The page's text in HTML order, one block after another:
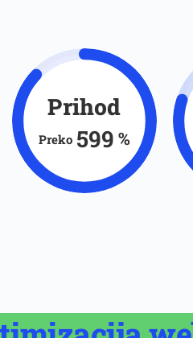
Prihod
Preko 600 %